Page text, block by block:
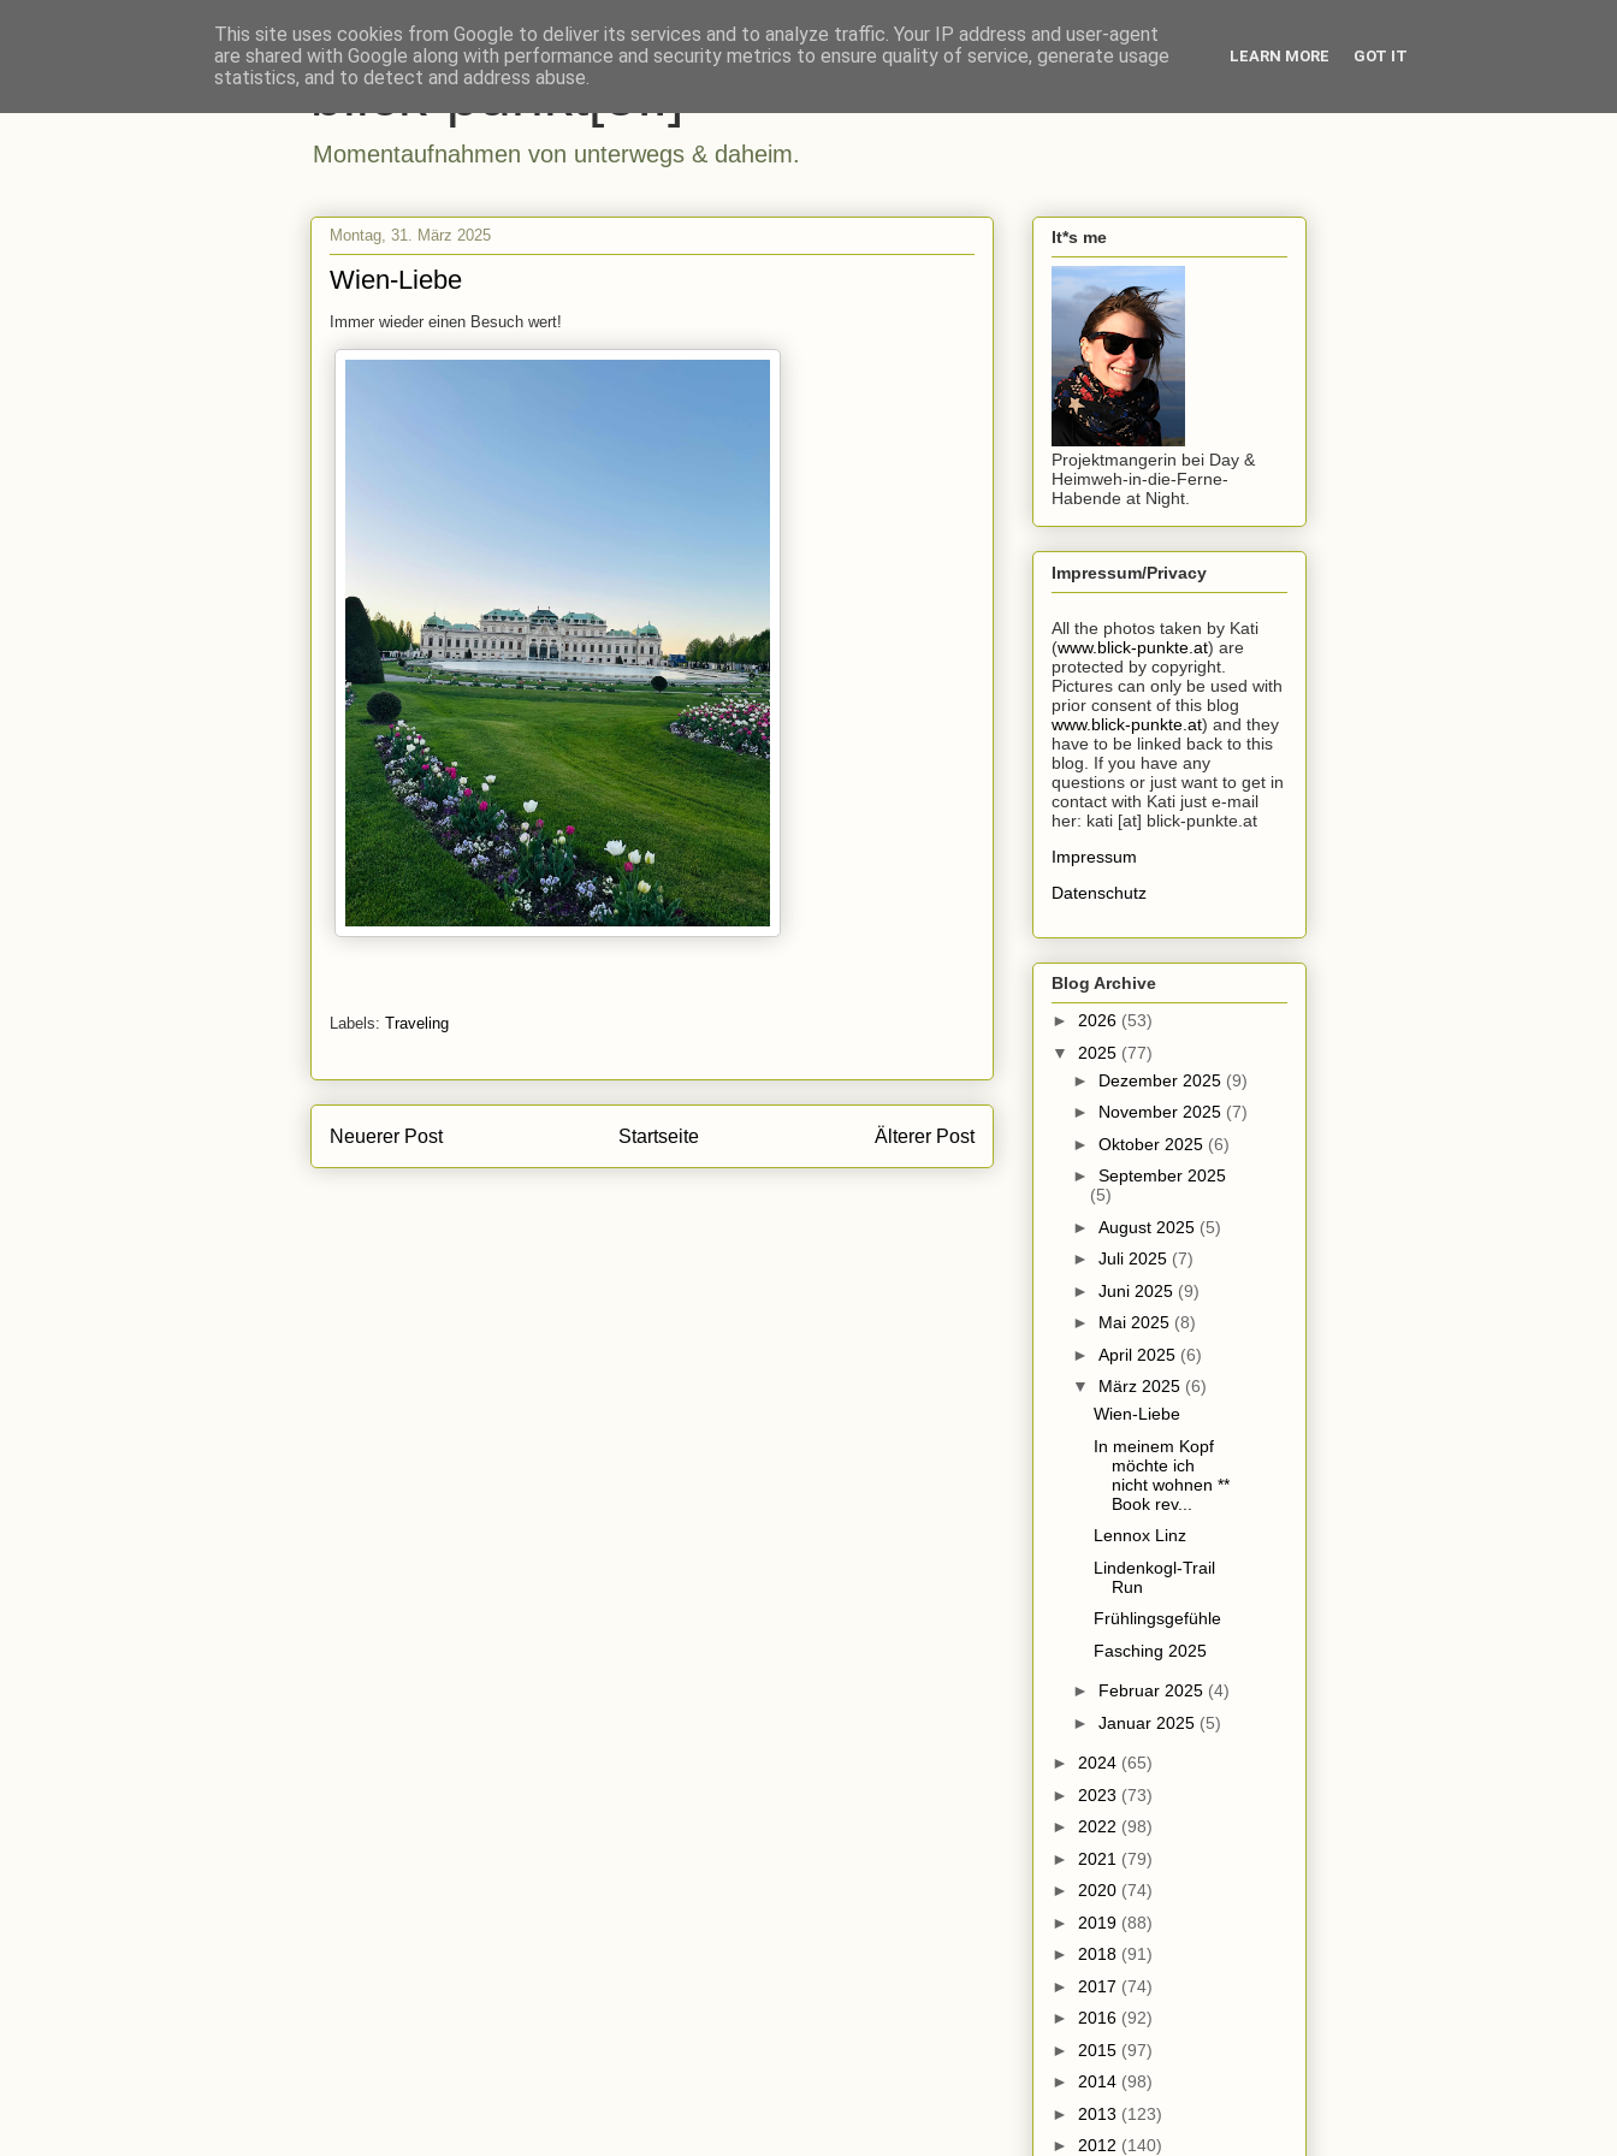
blick-punkt[e..]
Momentaufnahmen von unterwegs & daheim.
Montag, 31. März 2025
Wien-Liebe
Immer wieder einen Besuch wert!
Labels: Traveling
Neuerer Post Älterer Post
Startseite
It*s me
Projektmangerin bei Day &
Heimweh-in-die-Ferne-
Habende at Night.
Impressum/Privacy
All the photos taken by Kati
(www.blick-punkte.at) are
protected by copyright.
Pictures can only be used with
prior consent of this blog
www.blick-punkte.at) and they
have to be linked back to this
blog. If you have any
questions or just want to get in
contact with Kati just e-mail
her: kati [at] blick-punkte.at
Impressum
Datenschutz
Blog Archive
► 2026 (53)
▼ 2025 (77)
► Dezember 2025 (9)
► November 2025 (7)
► Oktober 2025 (6)
► September 2025
(5)
► August 2025 (5)
► Juli 2025 (7)
► Juni 2025 (9)
► Mai 2025 (8)
► April 2025 (6)
▼ März 2025 (6)
Wien-Liebe
In meinem Kopf
möchte ich
nicht wohnen **
Book rev...
Lennox Linz
Lindenkogl-Trail
Run
Frühlingsgefühle
Fasching 2025
► Februar 2025 (4)
► Januar 2025 (5)
► 2024 (65)
► 2023 (73)
► 2022 (98)
► 2021 (79)
► 2020 (74)
► 2019 (88)
► 2018 (91)
► 2017 (74)
► 2016 (92)
► 2015 (97)
► 2014 (98)
► 2013 (123)
► 2012 (140)
This site uses cookies from Google to deliver its services and to analyze traffic. Your IP address and user-agent
are shared with Google along with performance and security metrics to ensure quality of service, generate usage
statistics, and to detect and address abuse.
LEARN MORE GOT IT